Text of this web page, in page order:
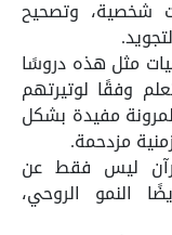
شخصية، وتصحيح
مثل هذه دروسًا
وفقًا لوتيرتهم
مفيدة بشكل
مزدحمة.
ليس فقط عن
النمو الروحي،